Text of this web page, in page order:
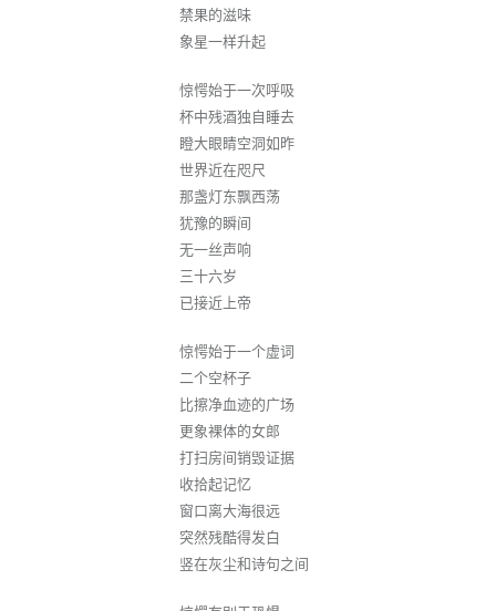
禁果的滋味
象星一样升起
惊愕始于一次呼吸
杯中残酒独自睡去
瞪大眼睛空洞如昨
世界近在咫尺
那盏灯东飘西荡
犹豫的瞬间
无一丝声响
三十六岁
已接近上帝
惊愕始于一个虚词
二个空杯子
比擦净血迹的广场
更象裸体的女郎
打扫房间销毁证据
收拾起记忆
窗口离大海很远
突然残酷得发白
竖在灰尘和诗句之间